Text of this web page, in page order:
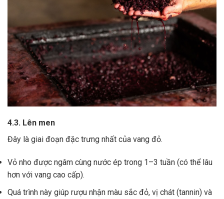
4.3. Lên men
Đây là giai đoạn đặc trưng nhất của vang đỏ.
Vỏ nho được ngâm cùng nước ép trong 1–3 tuần (có thể lâu
hơn với vang cao cấp).
Quá trình này giúp rượu nhận màu sắc đỏ, vị chát (tannin) và